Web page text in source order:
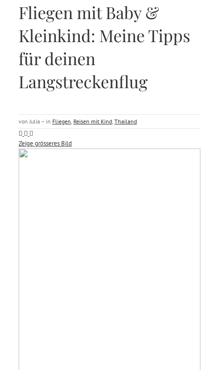
Fliegen mit Baby &
Kleinkind: Meine Tipps
für deinen
Langstreckenflug
von Julia – in Fliegen Reisen mit Kind Thailand
Zeige grösseres Bild